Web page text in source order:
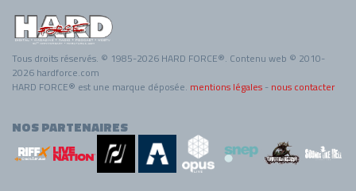
Tous droits réservés. © 1985-2026 HARD FORCE®. Contenu web © 2010-
2026 hardforce.com
HARD FORCE® est une marque déposée. mentions légales - nous contacter
NOS PARTENAIRES